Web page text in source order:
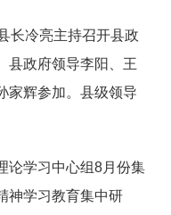
长冷亮主持召开县政
县政府领导李阳、王
家辉参加。县级领导
论学习中心组8月份集
神学习教育集中研